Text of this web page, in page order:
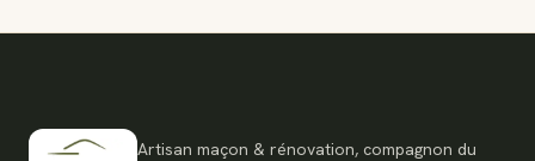
Artisan maçon & rénovation, compagnon du